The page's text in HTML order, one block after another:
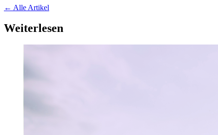
← Alle Artikel
Weiterlesen